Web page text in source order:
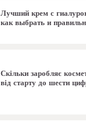
Лучший крем с
как выбрать и
Скільки заробляє
від старту до шести